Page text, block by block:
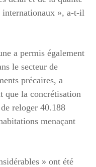
internationaux », a-t-il
a permis également
le secteur de
précaires, a
que la concrétisation
reloger 40.188
menaçant
» ont été